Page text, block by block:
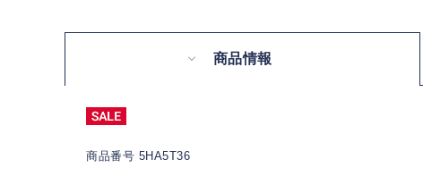
商品情報
商品番号 5HA5T36